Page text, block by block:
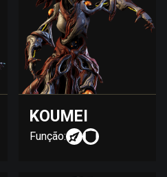
KOUMEI
Função: